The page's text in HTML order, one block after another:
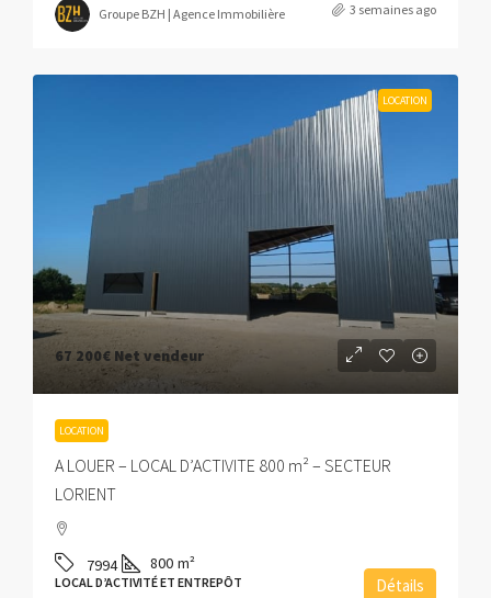
Groupe BZH | Agence Immobilière 3 semaines ago
LOCATION
67 200€ Net vendeur
LOCATION
A LOUER – LOCAL D’ACTIVITE 800 m² – SECTEUR
LORIENT
7994 800 m²
LOCAL D’ACTIVITÉ ET ENTREPÔT Détails